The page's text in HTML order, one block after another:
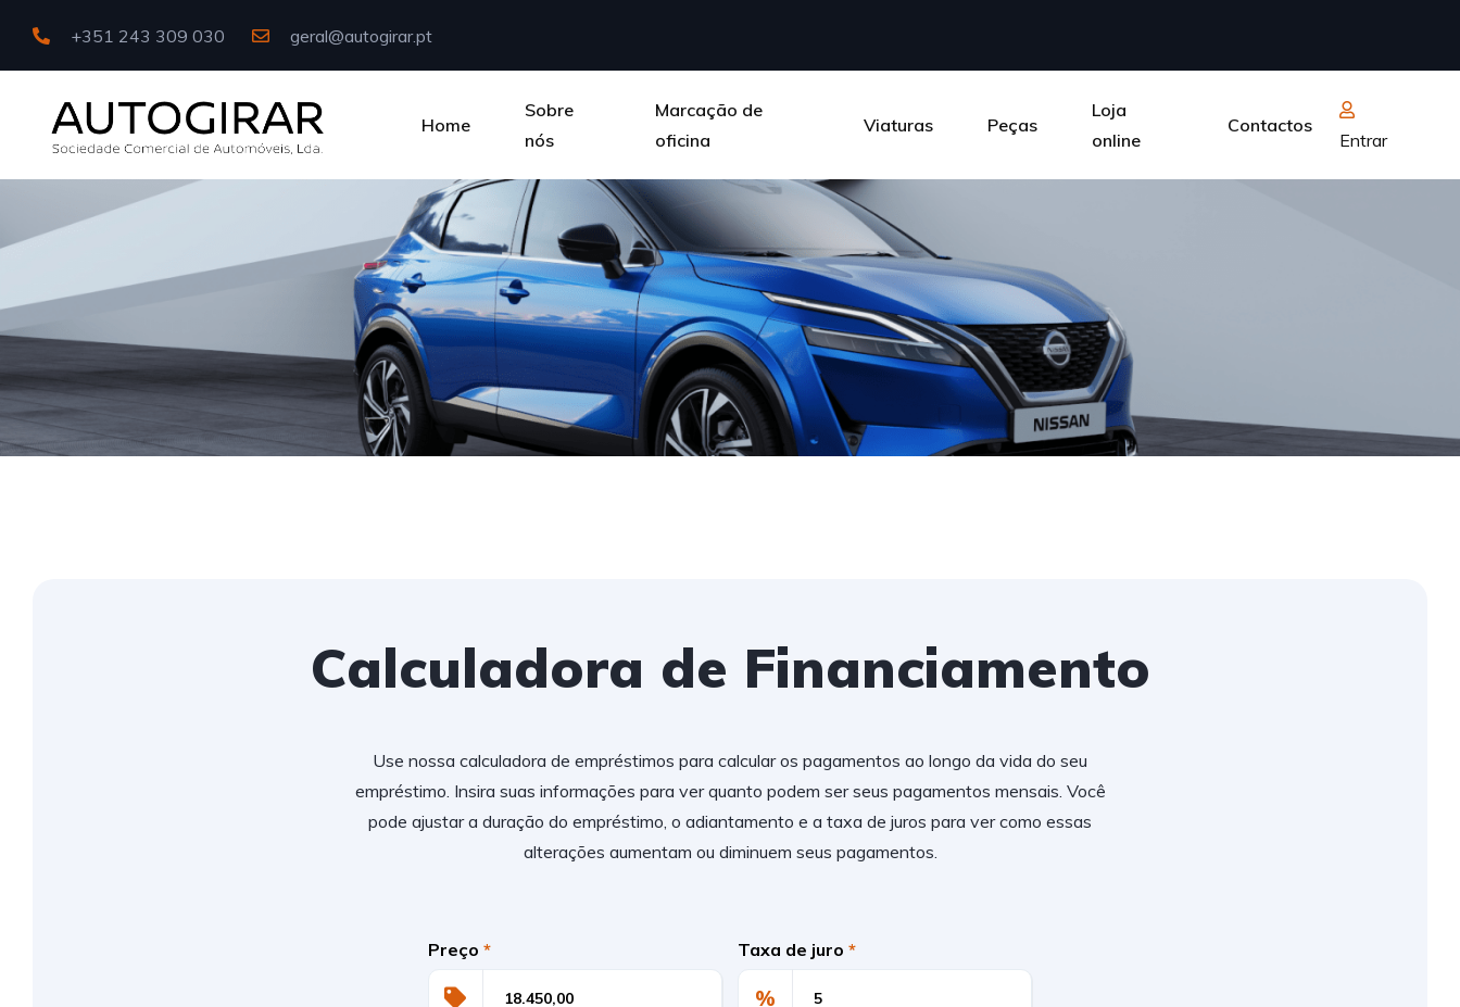
+351 243 309 030 geral@autogirar.pt
Home
Sobre
nós
Marcação de
oficina
Viaturas Peças
Loja
online
Contactos
Entrar
Calculadora de Financiamento
Use nossa calculadora de empréstimos para calcular os pagamentos ao longo da vida do seu
empréstimo. Insira suas informações para ver quanto podem ser seus pagamentos mensais. Você
pode ajustar a duração do empréstimo, o adiantamento e a taxa de juros para ver como essas
alterações aumentam ou diminuem seus pagamentos.
Preço * Taxa de juro *
%